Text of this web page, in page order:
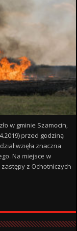
w gminie Szamocin,
przed godziną
wzięła znaczna
Na miejsce w
z Ochotniczych